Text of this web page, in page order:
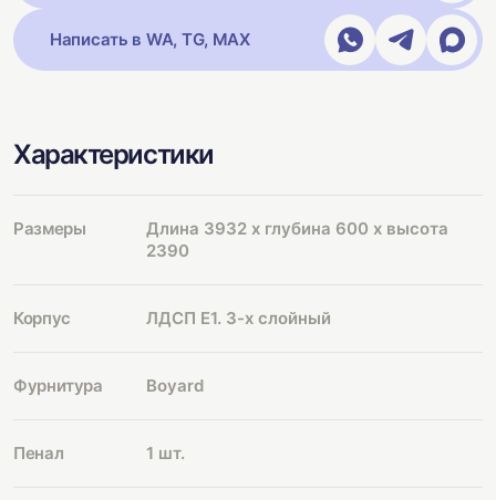
Написать в WA, TG, MAX
Характеристики
Размеры
Длина 3932 х глубина 600 х высота
2390
Корпус ЛДСП Е1. 3-х слойный
Фурнитура Boyard
Пенал 1 шт.